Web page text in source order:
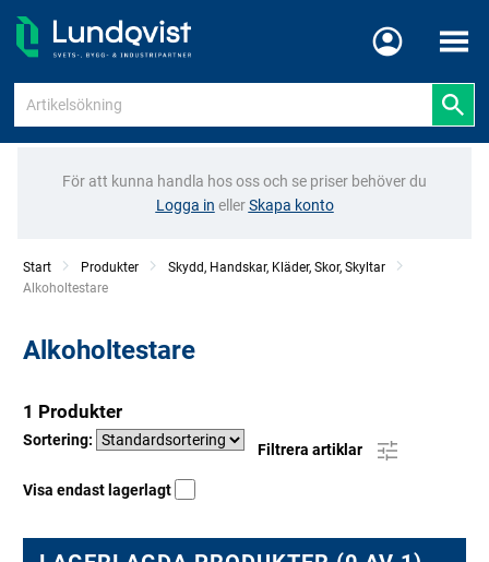
Meny
För att kunna handla hos oss och se priser behöver du
Logga in ellerSkapa konto
Start Produkter
Skydd, Handskar, Kläder, Skor, Skyltar
Current:
Alkoholtestare
Alkoholtestare
1 Produkter
Sortering:
Filtrera artiklar
Visa endast lagerlagt